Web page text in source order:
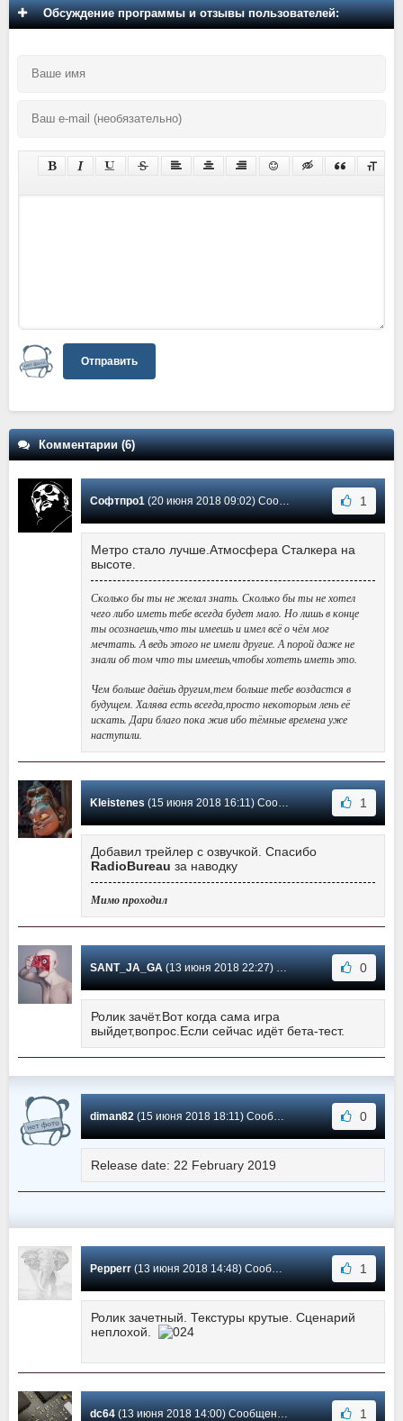
Обсуждение программы и отзывы пользователей:
Отправить
Комментарии (6)
Софтпро1(20 июня 2018 09:02) Сообщение #5 1
Метро стало лучше.Атмосфера Сталкера на
высоте.
Сколько бы ты не желал знать. Сколько бы ты не хотел
чего либо иметь тебе всегда будет мало. Но лишь в конце
ты осознаешь,что ты имеешь и имел всё о чём мог
мечтать. А ведь этого не имели другие. А порой даже не
знали об том что ты имеешь,чтобы хотеть иметь это.
Чем больше даёшь другим,тем больше тебе воздастся в
будущем. Халява есть всегда,просто некоторым лень её
искать. Дари благо пока жив ибо тёмные времена уже
наступили.
Kleistenes(15 июня 2018 16:11) Сообщение #4 1
Добавил трейлер с озвучкой. Спасибо
RadioBureau за наводку
Мимо проходил
SANT_JA_GA(13 июня 2018 22:27) Сообщение #3 0
Ролик зачёт.Вот когда сама игра
выйдет,вопрос.Если сейчас идёт бета-тест.
diman82(15 июня 2018 18:11) Сообщение #2 0
Release date: 22 February 2019
Pepperr(13 июня 2018 14:48) Сообщение #1 1
Ролик зачетный. Текстуры крутые. Сценарий
неплохой.
dc64(13 июня 2018 14:00) Сообщение #0 1